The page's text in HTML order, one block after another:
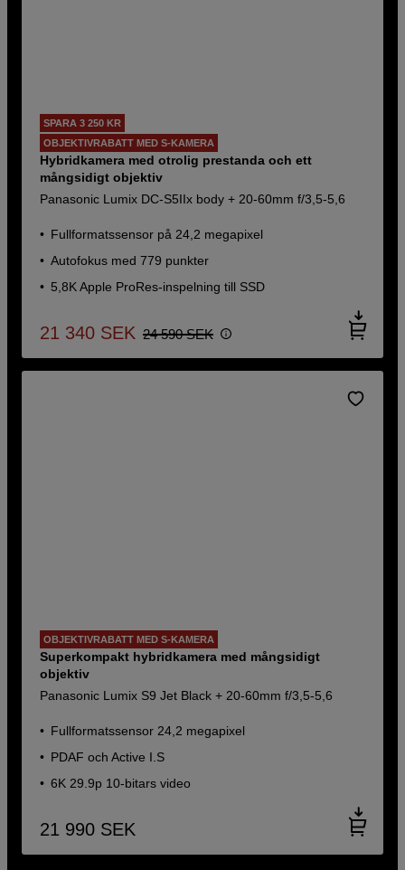
SPARA 3 250 KR
OBJEKTIVRABATT MED S-KAMERA
Hybridkamera med otrolig prestanda och ett
mångsidigt objektiv
Panasonic Lumix DC-S5IIx body + 20-60mm f/3,5-5,6
Fullformatssensor på 24,2 megapixel
Autofokus med 779 punkter
5,8K Apple ProRes-inspelning till SSD
21 340 SEK 24 590 SEK
OBJEKTIVRABATT MED S-KAMERA
Superkompakt hybridkamera med mångsidigt
objektiv
Panasonic Lumix S9 Jet Black + 20-60mm f/3,5-5,6
Fullformatssensor 24,2 megapixel
PDAF och Active I.S
6K 29.9p 10-bitars video
21 990 SEK